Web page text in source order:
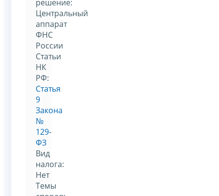
решение:
Центральный
аппарат
ФНС
России
Статьи
НК
РФ:
Статья
9
Закона
№
129-
ФЗ
Вид
налога:
Нет
Темы